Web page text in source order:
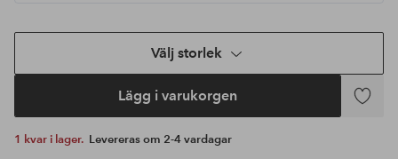
Välj storlek
Lägg i varukorgen
Lägg
1 kvar i lager. Levereras om 2-4 vardagar